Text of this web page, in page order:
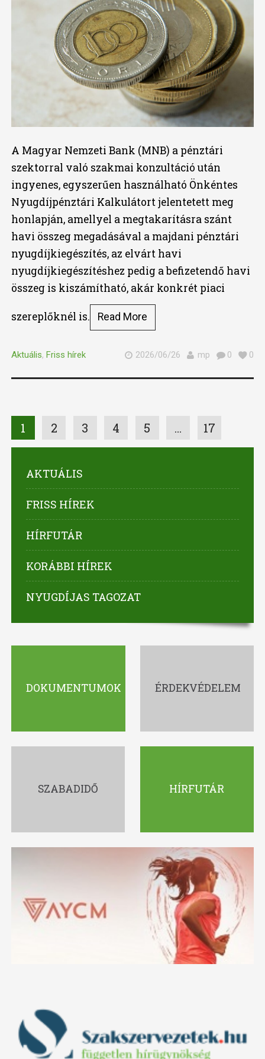
A Magyar Nemzeti Bank (MNB) a pénztári
szektorral való szakmai konzultáció után
ingyenes, egyszerűen használható Önkéntes
Nyugdíjpénztári Kalkulátort jelentetett meg
honlapján, amellyel a megtakarításra szánt
havi összeg megadásával a majdani pénztári
nyugdíjkiegészítés, az elvárt havi
nyugdíjkiegészítéshez pedig a befizetendő havi
összeg is kiszámítható, akár konkrét piaci
szereplőknél is. Read More
Aktuális, Friss hírek 2026/06/26 mp 0 0
1 2 3 4 5 … 17
AKTUÁLIS
FRISS HÍREK
HÍRFUTÁR
KORÁBBI HÍREK
NYUGDÍJAS TAGOZAT
DOKUMENTUMOK ÉRDEKVÉDELEM
SZABADIDŐ HÍRFUTÁR